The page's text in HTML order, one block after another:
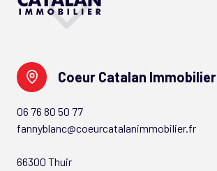
Coeur Catalan Immobilier
06 76 80 50 77
fannyblanc@coeurcatalanimmobilier.fr
66300 Thuir